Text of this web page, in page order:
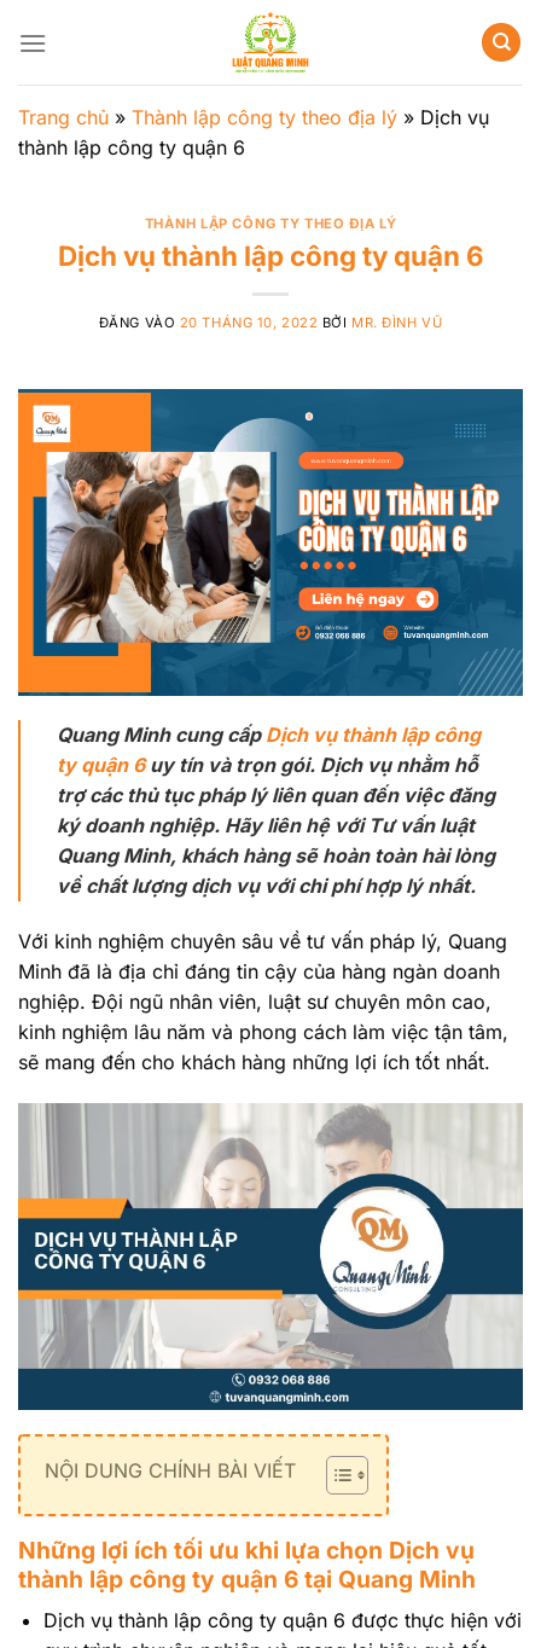
qua
dung
Trang chủ » Thành lập công ty theo địa lý » Dịch vụ
thành lập công ty quận 6
THÀNH LẬP CÔNG TY THEO ĐỊA LÝ
Dịch vụ thành lập công ty quận 6
ĐĂNG VÀO 20 THÁNG 10, 2022 BỞI MR. ĐÌNH VŨ
Quang Minh cung cấp Dịch vụ thành lập công
ty quận 6uy tín và trọn gói. Dịch vụ nhằm hỗ
trợ các thủ tục pháp lý liên quan đến việc đăng
ký doanh nghiệp. Hãy liên hệ với Tư vấn luật
Quang Minh, khách hàng sẽ hoàn toàn hài lòng
về chất lượng dịch vụ với chi phí hợp lý nhất.
Với kinh nghiệm chuyên sâu về tư vấn pháp lý, Quang
Minh đã là địa chỉ đáng tin cậy của hàng ngàn doanh
nghiệp. Đội ngũ nhân viên, luật sư chuyên môn cao,
kinh nghiệm lâu năm và phong cách làm việc tận tâm,
sẽ mang đến cho khách hàng những lợi ích tốt nhất.
NỘI DUNG CHÍNH BÀI VIẾT
Những lợi ích tối ưu khi lựa chọn Dịch vụ
thành lập công ty quận 6 tại Quang Minh
Dịch vụ thành lập công ty quận 6 được thực hiện với